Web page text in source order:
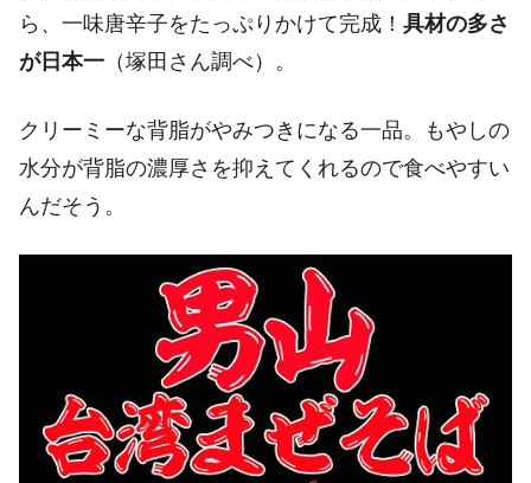
ら、一味唐辛子をたっぷりかけて完成！ 具材の多さ
が日本一 （塚田さん調べ）。
クリーミーな背脂がやみつきになる一品。もやしの
水分が背脂の濃厚さを抑えてくれるので食べやすい
んだそう。